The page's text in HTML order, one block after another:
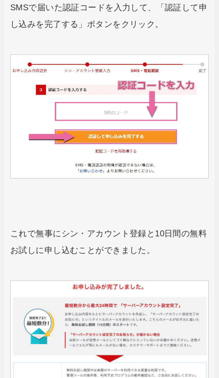
SMSで届いた認証コードを入力して、「認証して申
し込みを完了する」ボタンをクリック。
これで無事にシン・アカウント登録と10日間の無料
お試しに申し込むことができました。